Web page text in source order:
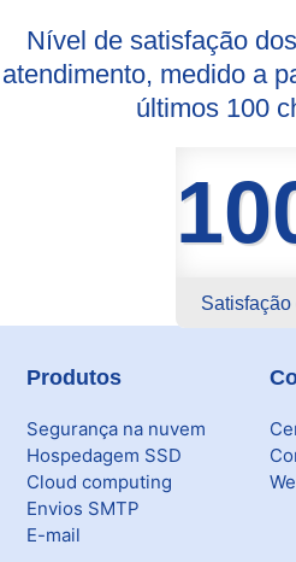
Nível de satisfação
atendimento, medido a
últimos 100
Satisfação
Produtos
Segurança na nuvem
Hospedagem SSD
Cloud computing
Envios SMTP
E-mail